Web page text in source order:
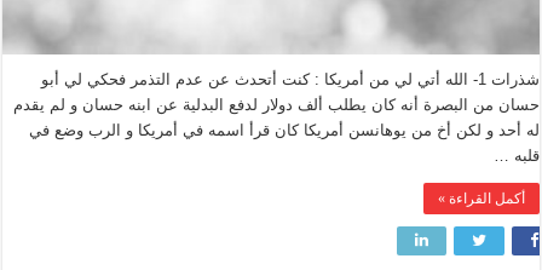
شذرات 1- الله أتي لي من أمريكا : كنت أتحدث عن عدم التذمر فحكي لي أبو
حسان من البصرة أنه كان يطلب ألف دولار لدفع البدلية عن ابنه حسان و لم يقدم
له أحد و لكن أخ من يوهانسن أمريكا كان قرأ اسمه في أمريكا و الرب وضع في
قلبه …
أكمل القراءة »